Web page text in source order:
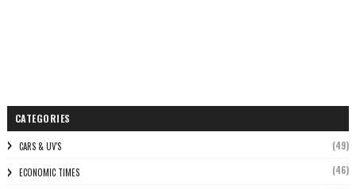
CATEGORIES
CARS & UV'S (49)
ECONOMIC TIMES (46)